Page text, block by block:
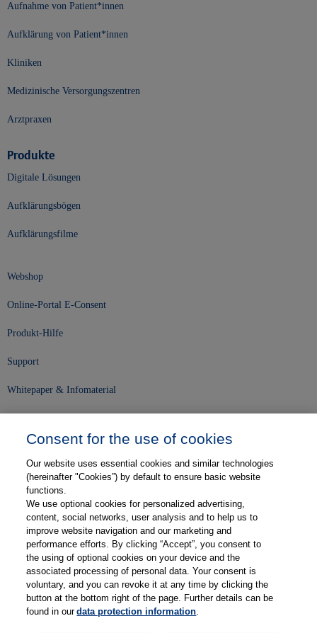
Aufnahme von Patient*innen
Aufklärung von Patient*innen
Kliniken
Medizinische Versorgungszentren
Arztpraxen
Produkte
Digitale Lösungen
Aufklärungsbögen
Aufklärungsfilme
Webshop
Online-Portal E-Consent
Produkt-Hilfe
Support
Whitepaper & Infomaterial
Karriere
Kontakt
Web-Semniare
Anwenderberichte
Partner
Consent for the use of cookies
Our website uses essential cookies and similar technologies
(hereinafter "Cookies”) by default to ensure basic website
functions.
We use optional cookies for personalized advertising,
content, social networks, user analysis and to help us to
improve website navigation and our marketing and
performance efforts. By clicking “Accept”, you consent to
the using of optional cookies on your device and the
associated processing of personal data. Your consent is
voluntary, and you can revoke it at any time by clicking the
button at the bottom right of the page. Further details can be
found in ourdata protection information.